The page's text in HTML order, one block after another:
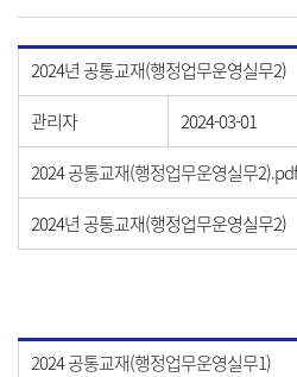
2024년 공통교재(행정업무운영실무2)
관리자
2024-03-01
2024 공통교재(행정업무운영실무2).pdf
2024년 공통교재(행정업무운영실무2)
2024 공통교재(행정업무운영실무1)